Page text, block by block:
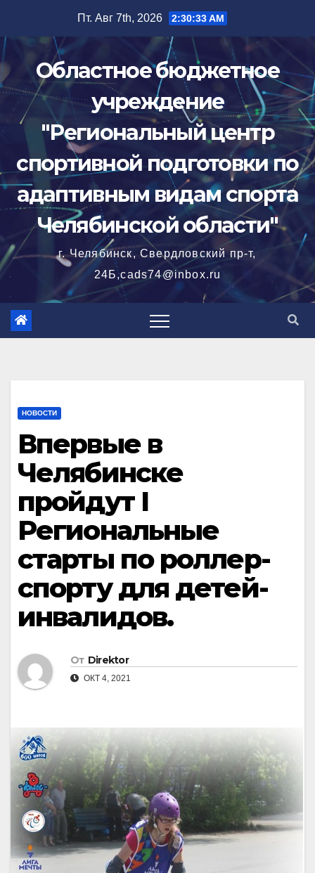
содержимому
Пт. Авг 7th, 2026 2:30:34 AM
Областное бюджетное
учреждение
"Региональный центр
спортивной подготовки по
адаптивным видам спорта
Челябинской области"
г. Челябинск, Свердловский пр-т,
24Б,cads74@inbox.ru
НОВОСТИ
Впервые в
Челябинске
пройдут I
Региональные
старты по роллер-
спорту для детей-
инвалидов.
От Direktor
ОКТ 4, 2021